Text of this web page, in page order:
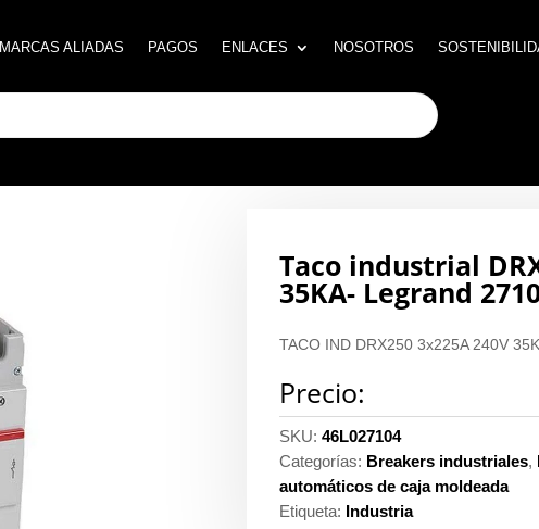
MARCAS ALIADAS PAGOS ENLACES NOSOTROS
MARCAS ALIADAS PAGOS ENLACES NOSOTROS
Taco industrial
35KA- Legrand
TACO IND DRX250 3x225A 240V
Precio:
SKU:46L027104
Categorías: Breakers industriales,
automáticos de caja moldeada
Etiqueta: Industria